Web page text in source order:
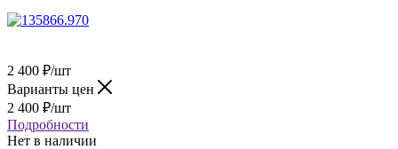
2 400 ₽/шт
Варианты цен
2 400 ₽/шт
Подробности
Нет в наличии